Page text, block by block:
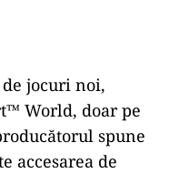
jocuri noi,
World, doar pe
spune
accesarea de